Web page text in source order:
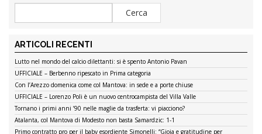
ARTICOLI RECENTI
Lutto nel mondo del calcio dilettanti: si è spento Antonio Pavan
UFFICIALE – Berbenno ripescato in Prima categoria
Con l’Arezzo domenica come col Mantova: in sede e a porte chiuse
UFFICIALE – Lorenzo Poli è un nuovo centrocampista del Villa Valle
Tornano i primi anni ’90 nelle maglie da trasferta: vi piacciono?
Atalanta, col Mantova di Modesto non basta Samardzic: 1-1
Primo contratto pro per il baby esordiente Simonelli: “Gioia e gratitudine per